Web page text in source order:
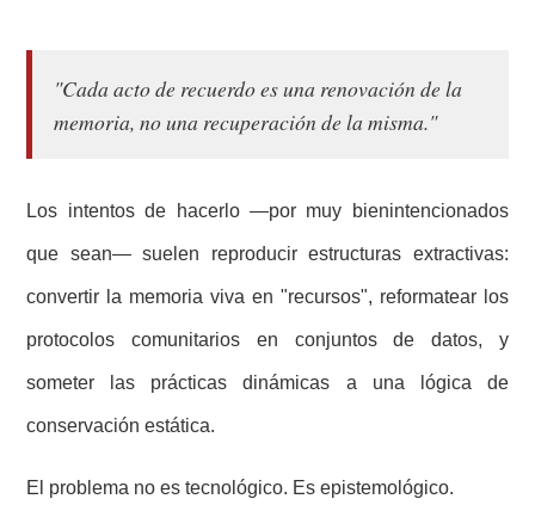
"Cada acto de recuerdo es una renovación de la
memoria, no una recuperación de la misma."
Los intentos de hacerlo —por muy bienintencionados
que sean— suelen reproducir estructuras extractivas:
convertir la memoria viva en "recursos", reformatear los
protocolos comunitarios en conjuntos de datos, y
someter las prácticas dinámicas a una lógica de
conservación estática.
El problema no es tecnológico. Es epistemológico.